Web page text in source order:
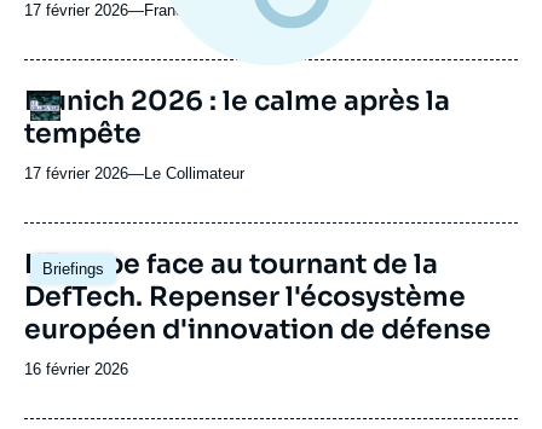
17 février 2026—Nom
journal,
ou
France 24
Logo
URL
de
Spotify
Munich 2026 : le calme après la
tempête
17 février 2026—Nom
journal,
ou
émission
Le Collimateur
Briefings
Image
principale
L'Europe face au tournant de la
DefTech. Repenser l'écosystème
européen d'innovation de défense
Date
publication
16 février 2026